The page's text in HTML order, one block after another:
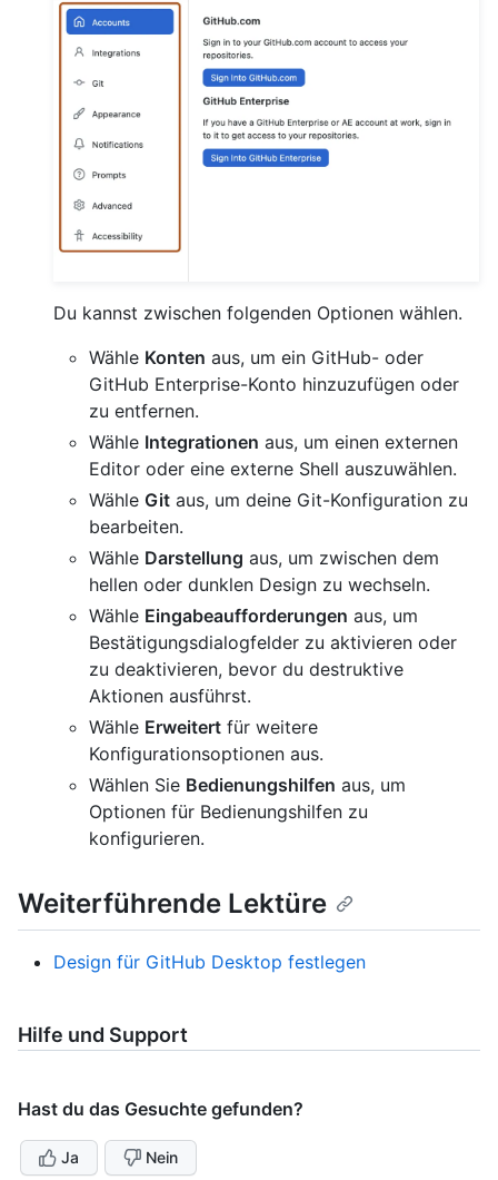
Du kannst zwischen folgenden Optionen wählen.
Wähle Konten aus, um ein GitHub- oder
GitHub Enterprise-Konto hinzuzufügen oder
zu entfernen.
Wähle Integrationen aus, um einen externen
Editor oder eine externe Shell auszuwählen.
Wähle Git aus, um deine Git-Konfiguration zu
bearbeiten.
Wähle Darstellung aus, um zwischen dem
hellen oder dunklen Design zu wechseln.
Wähle Eingabeaufforderungen aus, um
Bestätigungsdialogfelder zu aktivieren oder
zu deaktivieren, bevor du destruktive
Aktionen ausführst.
Wähle Erweitert für weitere
Konfigurationsoptionen aus.
Wählen Sie Bedienungshilfen aus, um
Optionen für Bedienungshilfen zu
konfigurieren.
Weiterführende Lektüre
Design für GitHub Desktop festlegen
Hilfe und Support
Hast du das Gesuchte gefunden?
Ja Nein